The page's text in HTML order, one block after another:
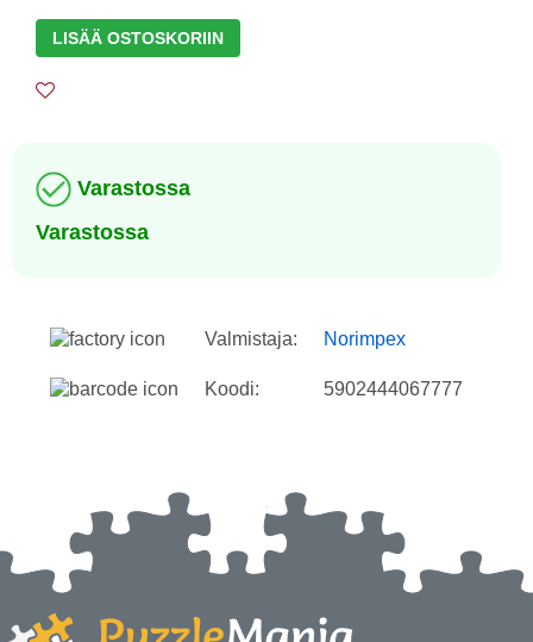
LISÄÄ OSTOSKORIIN
Varastossa
Varastossa
Valmistaja: Norimpex
Koodi: 5902444067777